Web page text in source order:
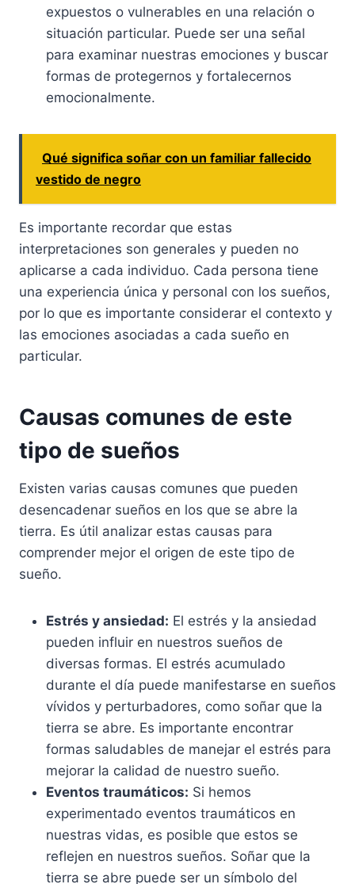
expuestos o vulnerables en una relación o
situación particular. Puede ser una señal
para examinar nuestras emociones y buscar
formas de protegernos y fortalecernos
emocionalmente.
Qué significa soñar con un familiar fallecido
vestido de negro
Es importante recordar que estas
interpretaciones son generales y pueden no
aplicarse a cada individuo. Cada persona tiene
una experiencia única y personal con los sueños,
por lo que es importante considerar el contexto y
las emociones asociadas a cada sueño en
particular.
Causas comunes de este
tipo de sueños
Existen varias causas comunes que pueden
desencadenar sueños en los que se abre la
tierra. Es útil analizar estas causas para
comprender mejor el origen de este tipo de
sueño.
Estrés y ansiedad: El estrés y la ansiedad
pueden influir en nuestros sueños de
diversas formas. El estrés acumulado
durante el día puede manifestarse en sueños
vívidos y perturbadores, como soñar que la
tierra se abre. Es importante encontrar
formas saludables de manejar el estrés para
mejorar la calidad de nuestro sueño.
Eventos traumáticos: Si hemos
experimentado eventos traumáticos en
nuestras vidas, es posible que estos se
reflejen en nuestros sueños. Soñar que la
tierra se abre puede ser un símbolo del